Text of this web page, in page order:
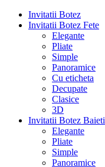
Invitatii Botez
Invitatii Botez Fete
Elegante
Pliate
Simple
Panoramice
Cu eticheta
Decupate
Clasice
3D
Invitatii Botez Baieti
Elegante
Pliate
Simple
Panoramice